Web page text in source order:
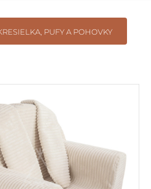
PUFY A POHOVKY